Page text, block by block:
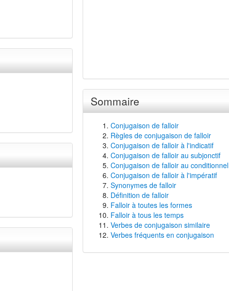
Sommaire
Conjugaison de falloir
Règles de conjugaison de falloir
Conjugaison de falloir à l'indicatif
Conjugaison de falloir au subjonctif
Conjugaison de falloir au conditionnel
Conjugaison de falloir à l'impératif
Synonymes de falloir
Définition de falloir
Falloir à toutes les formes
Falloir à tous les temps
Verbes de conjugaison similaire
Verbes fréquents en conjugaison